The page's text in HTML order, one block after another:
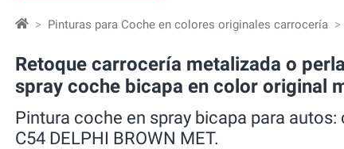
Pinturas para Coche en colores originales carrocería
Retoque carrocería metalizada o
spray coche bicapa en color original
Pintura coche en spray bicapa para autos:
C54 DELPHI BROWN MET.